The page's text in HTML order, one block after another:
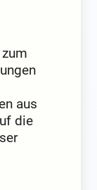
aus
die